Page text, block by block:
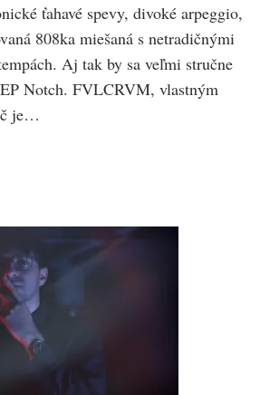
ťahavé spevy, divoké arpeggio,
808ka miešaná s netradičnými
Aj tak by sa veľmi stručne
Notch. FVLCRVM, vlastným
je…